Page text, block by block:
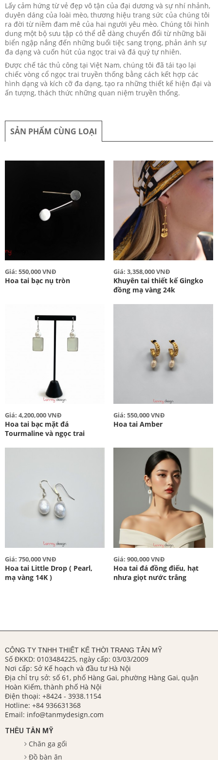
Lấy cảm hứng từ vẻ đẹp vô tận của đại dương và sự nhí nhảnh,
duyên dáng của loài mèo, thương hiệu trang sức của chúng tôi
ra đời từ niềm đam mê của hai người yêu mèo. Chúng tôi hình
dung một bộ sưu tập có thể dễ dàng chuyển đổi từ những bãi
biển ngập nắng đến những buổi tiệc sang trọng, phản ánh sự
đa dạng và cuốn hút của ngọc trai và đá quý tự nhiên.
Được chế tác thủ công tại Việt Nam, chúng tôi đã tái tạo lại
chiếc vòng cổ ngọc trai truyền thống bằng cách kết hợp các
hình dạng và kích cỡ đa dạng, tạo ra những thiết kế hiện đại và
ấn tượng, thách thức những quan niệm truyền thống.
SẢN PHẨM CÙNG LOẠI
Giá: 550,000 VNĐ
Hoa tai bạc nụ tròn
Giá: 3,358,000 VNĐ
Khuyên tai thiết kế Gingko
đồng mạ vàng 24k
Giá: 4,200,000 VNĐ
Hoa tai bạc mặt đá
Tourmaline và ngọc trai
Giá: 550,000 VNĐ
Hoa tai Amber
Giá: 750,000 VNĐ
Hoa tai Little Drop ( Pearl,
mạ vàng 14K )
Giá: 900,000 VNĐ
Hoa tai đá đồng điếu, hạt
nhưa giọt nước trắng
CÔNG TY TNHH THIẾT KẾ THỜI TRANG TÂN MỸ
Số ĐKKD: 0103484225, ngày cấp: 03/03/2009
Nơi cấp: Sở Kế hoạch và đầu tư Hà Nội
Địa chỉ trụ sở: số 61, phố Hàng Gai, phường Hàng Gai, quận
Hoàn Kiếm, thành phố Hà Nội
Điện thoại: +8424 - 3938.1154
Hotline: +84 936631368
Email: info@tanmydesign.com
THÊU TÂN MỸ
Chăn ga gối
Đồ bàn ăn